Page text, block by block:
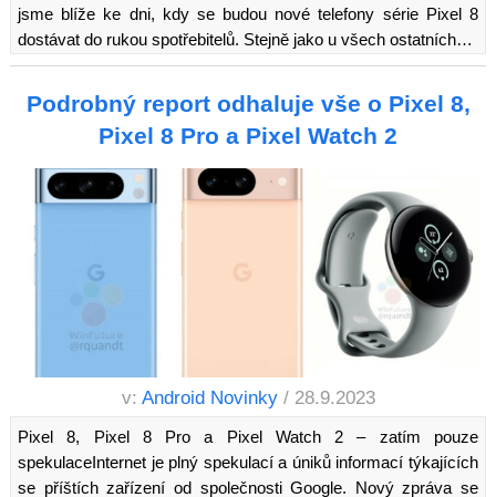
jsme blíže ke dni, kdy se budou nové telefony série Pixel 8
dostávat do rukou spotřebitelů. Stejně jako u všech ostatních…
Podrobný report odhaluje vše o Pixel 8,
Pixel 8 Pro a Pixel Watch 2
v: Android Novinky / 28.9.2023
Pixel 8, Pixel 8 Pro a Pixel Watch 2 – zatím pouze
spekulaceInternet je plný spekulací a úniků informací týkajících
se příštích zařízení od společnosti Google. Nový zpráva se